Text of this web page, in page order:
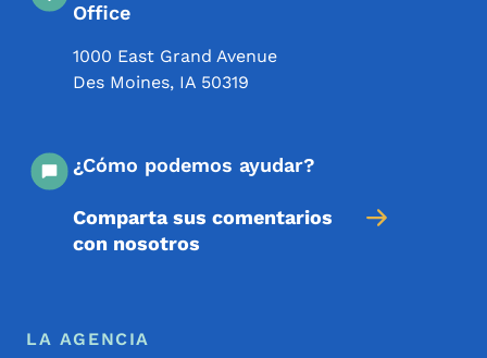
Office
1000 East Grand Avenue
Des Moines, IA 50319
¿Cómo podemos ayudar?
Comparta sus comentarios
con nosotros
Menú de pie de página
Footer
LA AGENCIA